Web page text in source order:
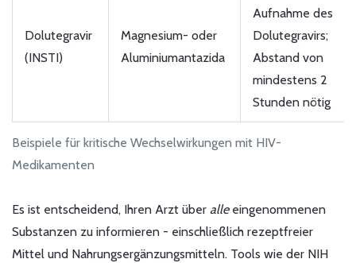
Beispiele für kritische Wechselwirkungen mit HIV-
Medikamenten
Dolutegravir
(INSTI)
Magnesium- oder
Aluminiumantazida
Aufnahme des
Dolutegravirs;
Abstand von
mindestens 2
Stunden nötig
Es ist entscheidend, Ihren Arzt über alleeingenommenen
Substanzen zu informieren - einschließlich rezeptfreier
Mittel und Nahrungsergänzungsmitteln. Tools wie der NIH